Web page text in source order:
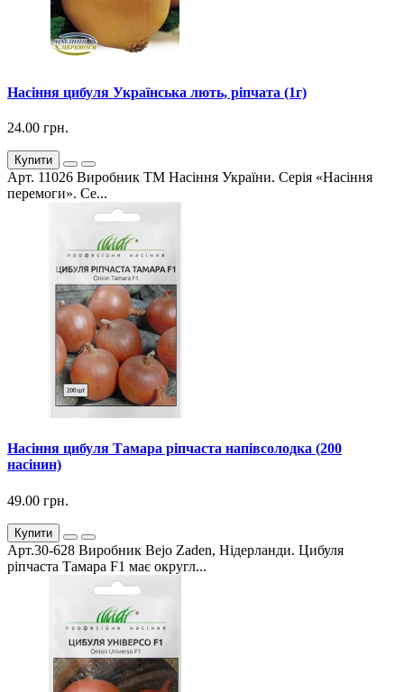
Насіння цибуля Українська лють, ріпчата (1г)
24.00 грн.
Купити
Арт. 11026 Виробник ТМ Насіння України. Серія «Насіння
перемоги». Се...
Насіння цибуля Тамара ріпчаста напівсолодка (200
насінин)
49.00 грн.
Купити
Арт.30-628 Виробник Bejo Zaden, Нідерланди. Цибуля
ріпчаста Тамара F1 має округл...